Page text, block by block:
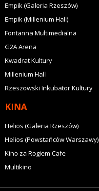
Empik (Galeria Rzeszów)
Empik (Millenium Hall)
Fontanna Multimedialna
G2A Arena
Kwadrat Kultury
Millenium Hall
Rzeszowski Inkubator Kultury
KINA
Helios (Galeria Rzeszów)
Helios (Powstańców Warszawy)
Kino za Rogiem Cafe
Multikino